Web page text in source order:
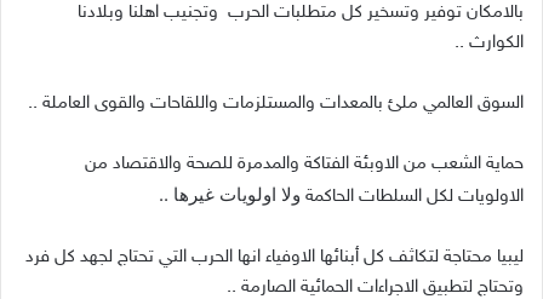
بالامكان توفير وتسخير كل متطلبات الحرب وتجنيب اهلنا وبلادنا
الكوارث ..
السوق العالمي ملئ بالمعدات والمستلزمات واللقاحات والقوى العاملة ..
حماية الشعب من الاوبئة الفتاكة والمدمرة للصحة والاقتصاد من
الاولويات لكل السلطات الحاكمة ولا اولويات غيرها ..
ليبيا محتاجة لتكاثف كل أبنائها الاوفياء انها الحرب التي تحتاج لجهد كل فرد
وتحتاج لتطبيق الاجراءات الحمائية الصارمة ..